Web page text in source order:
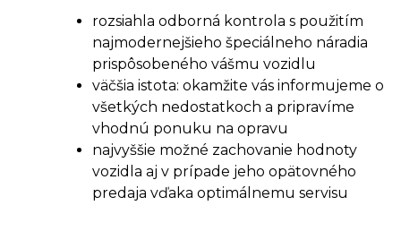
rozsiahla odborná kontrola s použitím
najmodernejšieho špeciálneho náradia
prispôsobeného vášmu vozidlu
väčšia istota: okamžite vás informujeme o
všetkých nedostatkoch a pripravíme
vhodnú ponuku na opravu
najvyššie možné zachovanie hodnoty
vozidla aj v prípade jeho opätovného
predaja vďaka optimálnemu servisu